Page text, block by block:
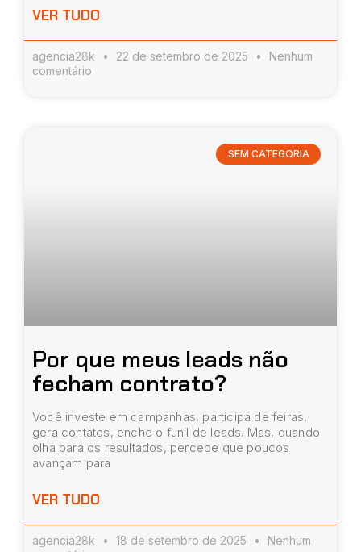
VER TUDO
agencia28k 22 de setembro de 2025
Nenhum
comentário
SEM CATEGORIA
Por que meus leads não
fecham contrato?
Você investe em campanhas, participa de feiras,
gera contatos, enche o funil de leads. Mas, quando
olha para os resultados, percebe que poucos
avançam para
VER TUDO
agencia28k 18 de setembro de 2025
Nenhum